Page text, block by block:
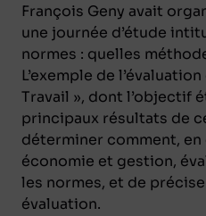
François Geny avait
une journée d’étude
normes : quelles
L’exemple de
Travail », dont l’objectif
principaux résultats de
déterminer comment,
économie et gestion,
les normes, et de
évaluation.